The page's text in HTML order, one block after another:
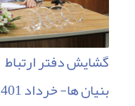
گشایش دفتر
بنیان ها- خرداد 1401